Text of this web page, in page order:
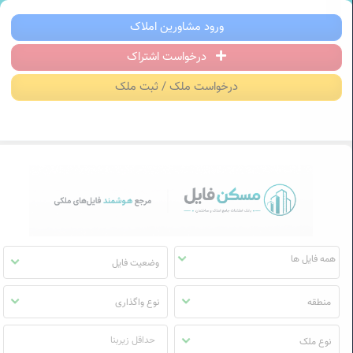
مسکن فایل | خرید، فروش، رهن و اجاره
ورود مشاورین املاک
درخواست اشتراک
درخواست ملک / ثبت ملک
مسکن
فایل
وضعیت فایل
منطقه نوع واگذاری
نوع ملک